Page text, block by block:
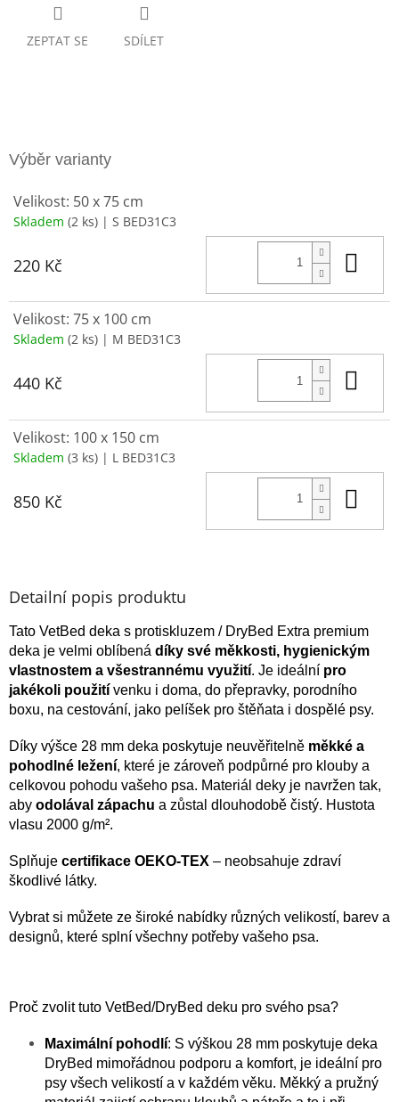
ZEPTAT SE SDÍLET
Velikost: 50 x 75 cm
Skladem (2 ks) | S BED31C3
220 Kč
Velikost: 75 x 100 cm
Skladem (2 ks) | M BED31C3
440 Kč
Velikost: 100 x 150 cm
Skladem (3 ks) | L BED31C3
850 Kč
Detailní popis produktu
Tato VetBed deka s protiskluzem / DryBed Extra premium
deka je velmi oblíbená díky své měkkosti, hygienickým
vlastnostem a všestrannému využití. Je ideální pro
jakékoli použití venku i doma, do přepravky, porodního
boxu, na cestování, jako pelíšek pro štěňata i dospělé psy.
Díky výšce 28 mm deka poskytuje neuvěřitelně měkké a
pohodlné ležení, které je zároveň podpůrné pro klouby a
celkovou pohodu vašeho psa. Materiál deky je navržen tak,
aby odolával zápachu a zůstal dlouhodobě čistý. Hustota
vlasu 2000 g/m².
Splňuje certifikace OEKO-TEX – neobsahuje zdraví
škodlivé látky.
Vybrat si můžete ze široké nabídky různých velikostí, barev a
designů, které splní všechny potřeby vašeho psa.
Proč zvolit tuto VetBed/DryBed deku pro svého psa?
Maximální pohodlí: S výškou 28 mm poskytuje deka
DryBed mimořádnou podporu a komfort, je ideální pro
psy všech velikostí a v každém věku. Měkký a pružný